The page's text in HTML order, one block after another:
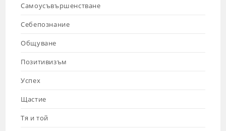
Самоусъвършенстване
Себепознание
Общуване
Позитивизъм
Успех
Щастие
Тя и той